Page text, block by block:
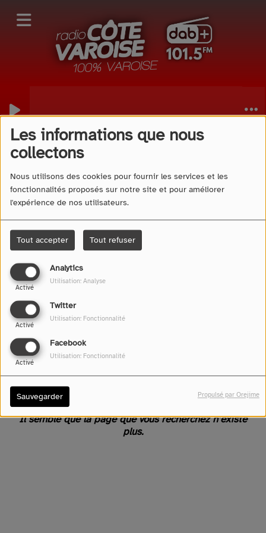
Les informations que nous
collectons
Nous utilisons des cookies pour fournir les services et les
fonctionnalités proposés sur notre site et pour améliorer
l'expérience de nos utilisateurs.
Tout accepter Tout refuser
Analytics
Activé
Utilisation: Analyse
Twitter
Activé
Utilisation: Fonctionnalité
Facebook
Activé
Utilisation: Fonctionnalité
Sauvegarder Propulsé par Orejime
Oups, vous avez rencontré
Il semble que la page que vous recherchez n’existe
plus.